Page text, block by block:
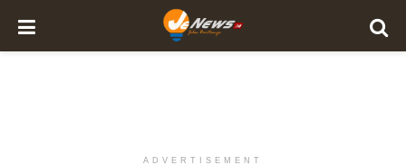
ADVERTISEMENT